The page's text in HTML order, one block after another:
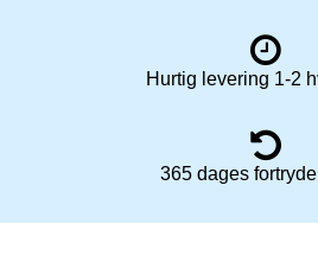
Hurtig levering 1-2
365 dages